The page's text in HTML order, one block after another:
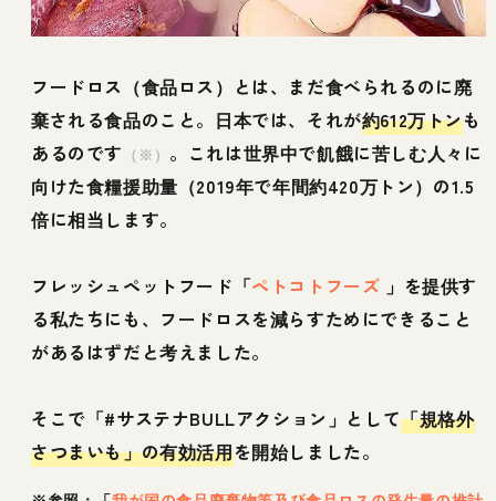
フードロス（食品ロス）とは、まだ食べられるのに廃
棄される食品のこと。日本では、それが約612万トンも
あるのです （※） 。これは世界中で飢餓に苦しむ人々に
向けた食糧援助量（2019年で年間約420万トン）の1.5
倍に相当します。
フレッシュペットフード「ペトコトフーズ 」を提供す
る私たちにも、フードロスを減らすためにできること
があるはずだと考えました。
そこで「#サステナBULLアクション」として「規格外
さつまいも」の有効活用を開始しました。